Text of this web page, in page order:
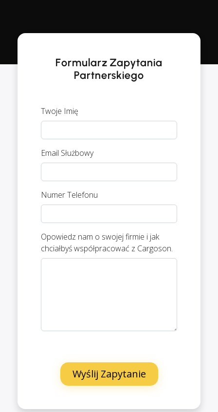
Formularz Zapytania
Partnerskiego
Twoje Imię
Email Służbowy
Numer Telefonu
Opowiedz nam o swojej firmie i jak
chciałbyś współpracować z Cargoson.